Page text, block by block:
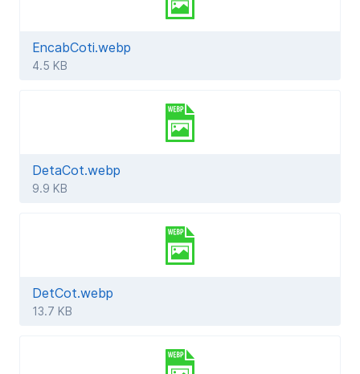
EncabCoti.webp
4.5 KB
DetaCot.webp
9.9 KB
DetCot.webp
13.7 KB